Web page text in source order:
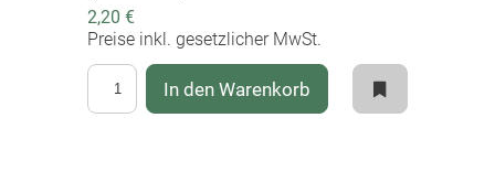
2,20 €
Preise inkl. gesetzlicher MwSt.
In den Warenkorb